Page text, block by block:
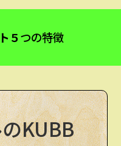
５つの特徴
KUBB